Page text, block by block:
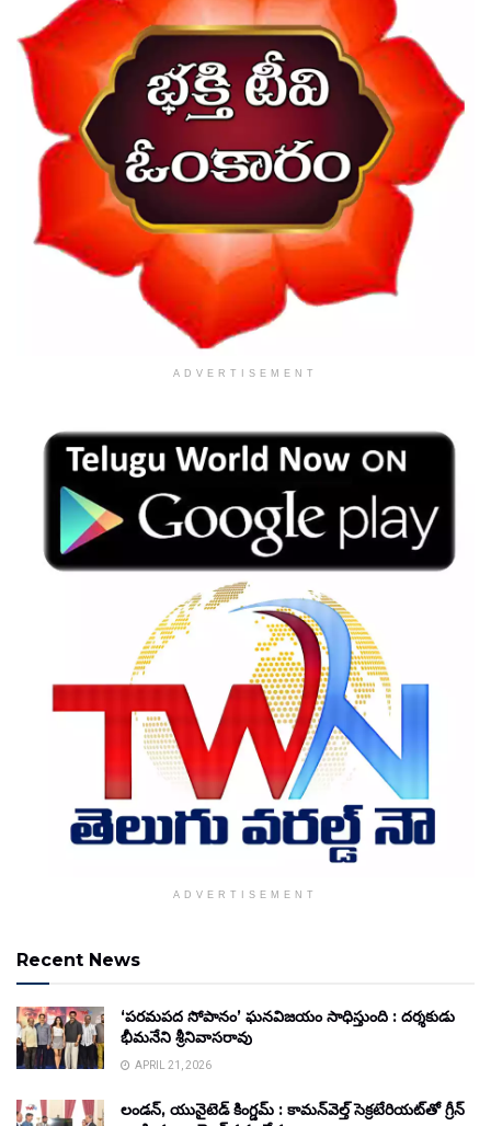
ADVERTISEMENT
ADVERTISEMENT
Recent News
‘పరమపద సోపానం’ ఘనవిజయం సాధిస్తుంది : దర్శకుడు
భీమనేని శ్రీనివాసరావు
APRIL 21, 2026
లండన్, యునైటెడ్ కింగ్డమ్ : కామన్‌వెల్త్ సెక్రటేరియట్‌తో గ్రీన్